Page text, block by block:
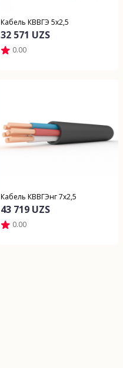
Кабель КВВГЭ 5х2,5
32 571 UZS
0.00
Кабель КВВГЭнг 7х2,5
43 719 UZS
0.00